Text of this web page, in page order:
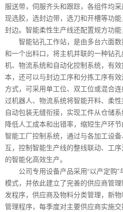
服送带，伺服齐头和跟踪，各组件均
现选胶，选封边带，选刀和开槽等功
封边。智能柔性生产线还配置规方功能
智能钻孔工作站，是由多台六面数
和一个出料口，将主机并联的一种钻
机、物流系统和自动化控制系统，有
本，还可以与封边工序和分拣工序有
方式，可采用单工位、双工位或混合
过机器人、物流系统将智能开料、柔
自动包装无缝衔接，实现工件从仓储
降低人工成本和出错率，缩短生产环节
智能工厂控制系统，通过与各加工设
互，控制智能生产线的整线联动、工
的智能化高效生产。
公司专用设备产品采用“以产定购”
模式，并依此建立了完善的供应商管
发程序，供应商及物料分类管理，新
管理程序，每季度对主要供应商实施